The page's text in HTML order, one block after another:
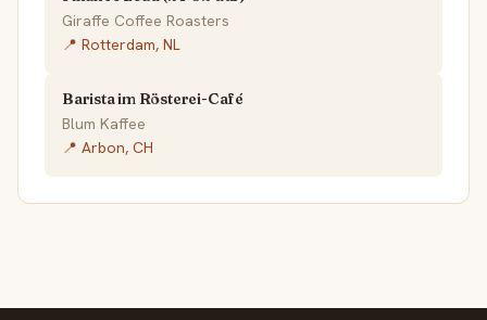
Giraffe Coffee Roasters
📍 Rotterdam, NL
Barista im Rösterei-Café
Blum Kaffee
📍 Arbon, CH